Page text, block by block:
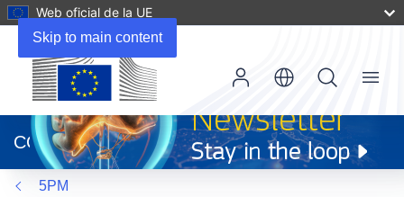
Skip to main content
Web oficial de la UE
abrirá
en
una
nueva
CORDIS
Menu
5PM